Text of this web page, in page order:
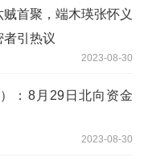
首聚，端木瑛张怀义
者引热议
2023-08-30
：8月29日北向资金
2023-08-30